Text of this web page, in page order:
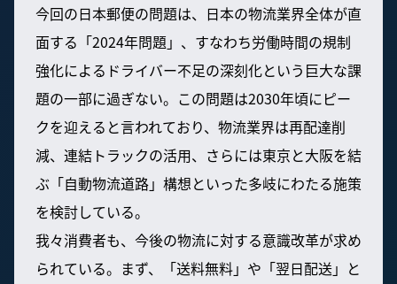
今回の日本郵便の問題は、日本の物流業界全体が直
面する「2024年問題」、すなわち労働時間の規制
強化によるドライバー不足の深刻化という巨大な課
題の一部に過ぎない。この問題は2030年頃にピー
クを迎えると言われており、物流業界は再配達削
減、連結トラックの活用、さらには東京と大阪を結
ぶ「自動物流道路」構想といった多岐にわたる施策
を検討している。
我々消費者も、今後の物流に対する意識改革が求め
られている。まず、「送料無料」や「翌日配送」と